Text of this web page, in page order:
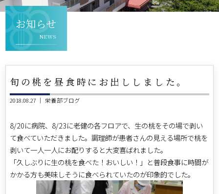
お知らせ
NEWS
旬の桃を昼食時にお出ししました。
2018.08.27 ｜ 栄養部ブログ
8/20に病院、8/23に老健の各フロアで、生の桃をその場で剥い
て食べていただきました。調理師が患者さんの見える場所で桃を
剥いて一人一人にお配りすると大変喜ばれました。
「久しぶりに生の桃を食べた！おいしい！」と普段食事に時間が
かかる方も美味しそうに食べられていたのが印象的でした。